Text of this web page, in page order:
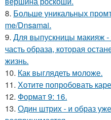
8. Больше уникальных
me/Dnsamai.
9. Для выпускницы макияж -
часть образа, которая
жизнь.
10. Как выглядеть моложе.
11. Хотите попробовать
12. Формат 9: 16.
13. Один штрих - и образ